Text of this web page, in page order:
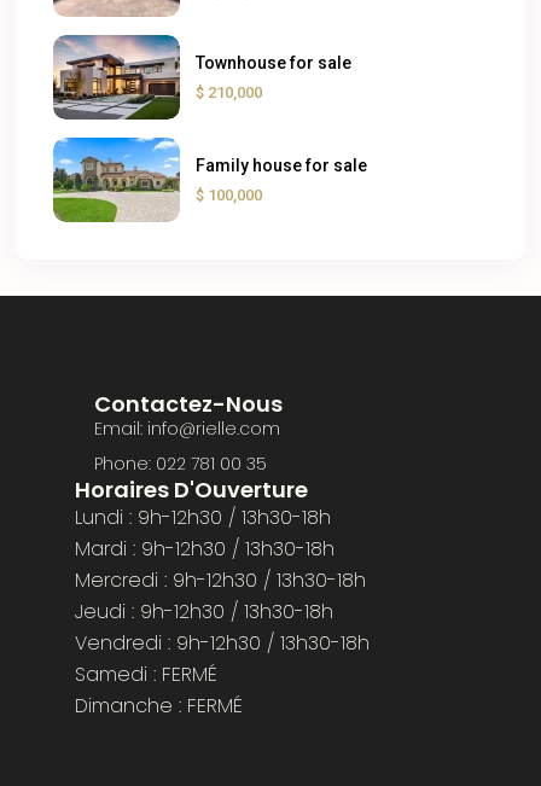
Townhouse for sale
$ 210,000
Family house for sale
$ 100,000
Contactez-Nous
Email: info@rielle.com
Phone: 022 781 00 35
Horaires D'Ouverture
Lundi : 9h-12h30 / 13h30-18h
Mardi : 9h-12h30 / 13h30-18h
Mercredi : 9h-12h30 / 13h30-18h
Jeudi : 9h-12h30 / 13h30-18h
Vendredi : 9h-12h30 / 13h30-18h
Samedi : FERMÉ
Dimanche : FERMÉ​